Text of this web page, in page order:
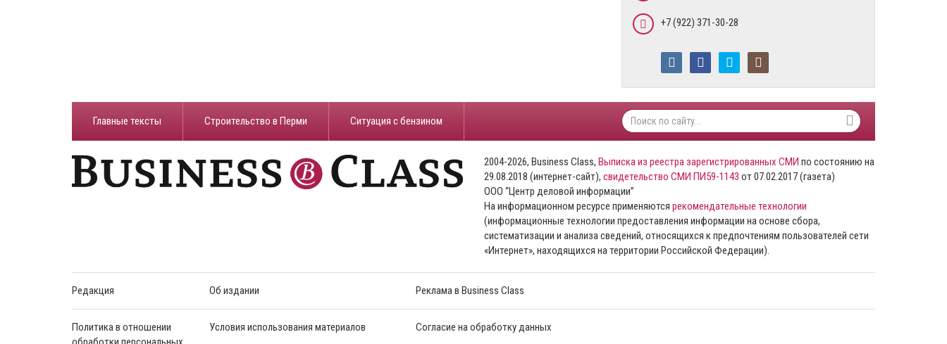
+7 (922) 371-30-28
Главные тексты Строительство в Перми ​Ситуация с бензином
2004-2026, Business Class, Выписка из реестра зарегистрированных СМИ по состоянию на
29.08.2018 (интернет-сайт), свидетельство СМИ ПИ59-1143 от 07.02.2017 (газета)
ООО “Центр деловой информации”
На информационном ресурсе применяются рекомендательные технологии
(информационные технологии предоставления информации на основе сбора,
систематизации и анализа сведений, относящихся к предпочтениям пользователей сети
«Интернет», находящихся на территории Российской Федерации).
Редакция Об издании Реклама в Business Class
Политика в отношении
Условия использования материалов Согласие на обработку данных